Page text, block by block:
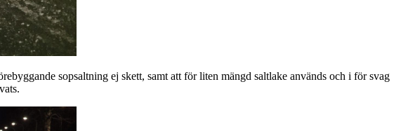
sopsaltning ej skett, samt att för liten mängd saltlake används och i för svag